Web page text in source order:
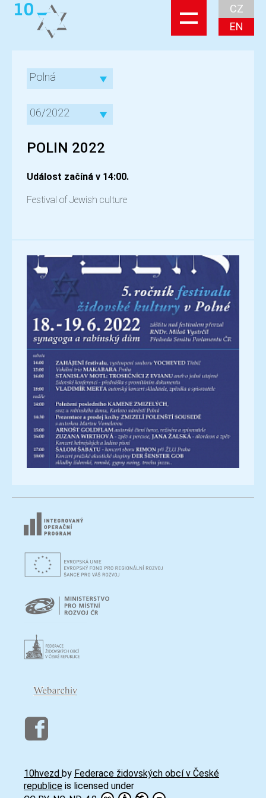
CZ
EN
Polná
06/2022
POLIN 2022
Událost začíná v 14:00.
Festival of Jewish culture
10hvezd by Federace židovských obcí v České
republice is licensed under